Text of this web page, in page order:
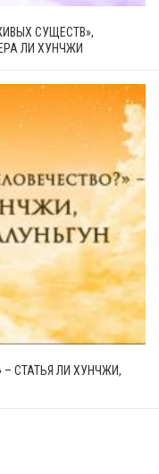
СУЩЕСТВ»,
ЛИ ХУНЧЖИ
– СТАТЬЯ ЛИ ХУНЧЖИ,